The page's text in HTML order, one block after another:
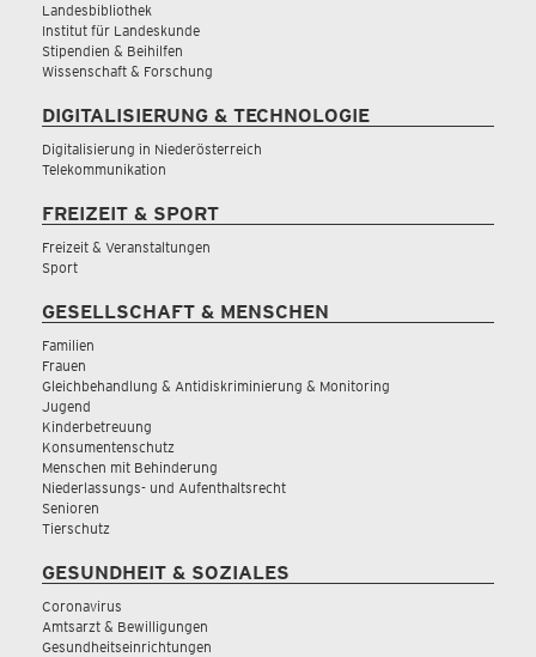
Landesbibliothek
Institut für Landeskunde
Stipendien & Beihilfen
Wissenschaft & Forschung
DIGITALISIERUNG & TECHNOLOGIE
Digitalisierung in Niederösterreich
Telekommunikation
FREIZEIT & SPORT
Freizeit & Veranstaltungen
Sport
GESELLSCHAFT & MENSCHEN
Familien
Frauen
Gleichbehandlung & Antidiskriminierung & Monitoring
Jugend
Kinderbetreuung
Konsumentenschutz
Menschen mit Behinderung
Niederlassungs- und Aufenthaltsrecht
Senioren
Tierschutz
GESUNDHEIT & SOZIALES
Coronavirus
Amtsarzt & Bewilligungen
Gesundheitseinrichtungen